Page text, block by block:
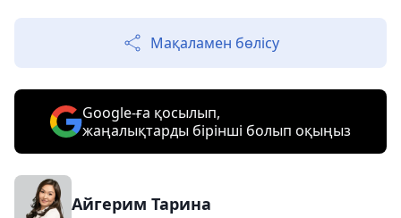
Мақаламен бөлісу
Google-ға қосылып,
жаңалықтарды бірінші болып оқыңыз
Айгерим Тарина